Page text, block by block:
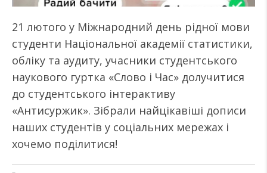
21 лютого у Міжнародний день рідної мови
студенти Національної академії статистики,
обліку та аудиту, учасники студентського
наукового гуртка «Слово і Час» долучитися
до студентського інтерактиву
«Антисуржик». Зібрали найцікавіші дописи
наших студентів у соціальних мережах і
хочемо поділитися!